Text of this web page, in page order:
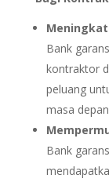
Bank
kontraktor
peluang
masa
Bank